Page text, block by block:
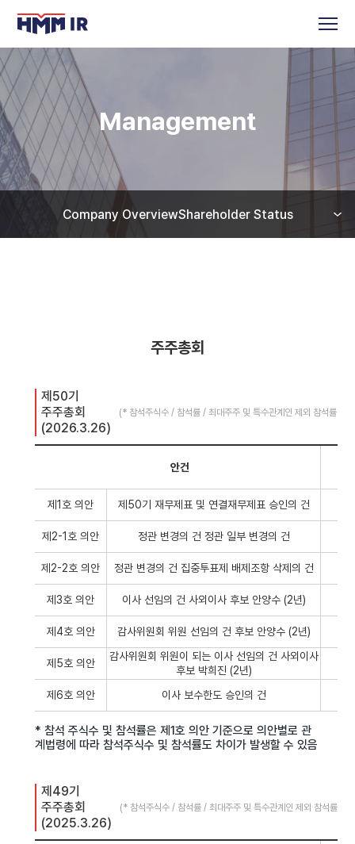
Management
Company OverviewShareholder Status
주주총회
제50기
주주총회
(2026.3.26)
(* 참석주식수 / 참석률 / 최대주주 및 특수관계인 제외 참석
안건
제1호 의안 제50기 재무제표 및 연결재무제표 승인의 건
제2-1호 의안 정관 변경의 건 정관 일부 변경의 건
제2-2호 의안 정관 변경의 건 집중투표제 배제조항 삭제의 건
제3호 의안 이사 선임의 건 사외이사 후보 안양수 (2년)
제4호 의안 감사위원회 위원 선임의 건 후보 안양수 (2년)
제5호 의안
감사위원회 위원이 되는 이사 선임의 건 사외이사
후보 박희진 (2년)
제6호 의안 이사 보수한도 승인의 건
* 참석 주식수 및 참석률은 제1호 의안 기준으로 의안별로 관
계법령에 따라 참석주식수 및 참석률도 차이가 발생할 수 있음
제49기
주주총회
(2025.3.26)
(* 참석주식수 / 참석률 / 최대주주 및 특수관계인 제외 참석